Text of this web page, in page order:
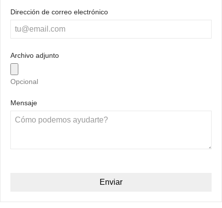
Dirección de correo electrónico
Archivo adjunto
Opcional
Mensaje